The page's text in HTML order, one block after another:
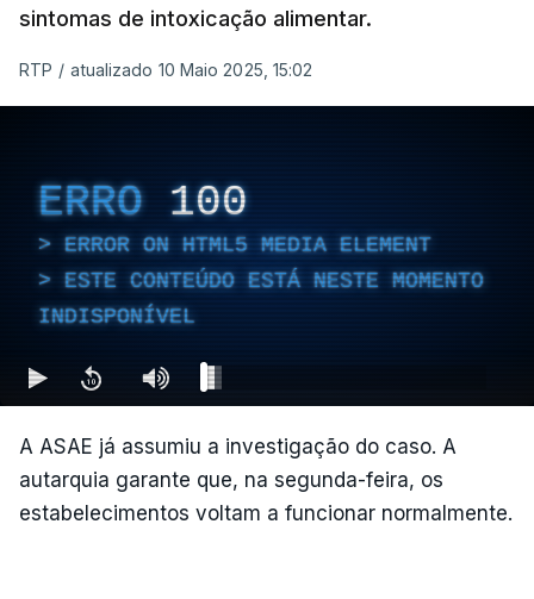
sintomas de intoxicação alimentar.
RTP / atualizado 10 Maio 2025, 15:02
ERRO 100
ERROR ON HTML5 MEDIA ELEMENT
ESTE CONTEÚDO ESTÁ NESTE MOMENTO
INDISPONÍVEL
A ASAE já assumiu a investigação do caso. A
autarquia garante que, na segunda-feira, os
estabelecimentos voltam a funcionar normalmente.